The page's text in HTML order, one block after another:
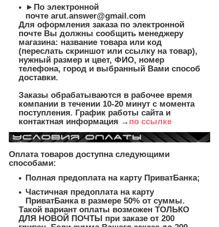
►По электронной
почте arut.answer@gmail.com
Для оформления заказа по электронной
почте Вы должны сообщить менеджеру
магазина: название товара или код
(переслать скриншот или ссылку на товар),
нужный размер и цвет, ФИО, номер
телефона, город и выбранный Вами способ
доставки.
Заказы обрабатываются в рабочее время
компании в течении 10-20 минут с момента
поступления. График работы сайта и
контактная информация → по ссылке
Оплата товаров доступна следующими
способами:
Полная предоплата на карту ПриватБанка;
Частичная предоплата на карту
ПриватБанка в размере 50% от суммы.
Такой вариант оплаты возможен ТОЛЬКО
ДЛЯ НОВОЙ ПОЧТЫ при заказе от 200